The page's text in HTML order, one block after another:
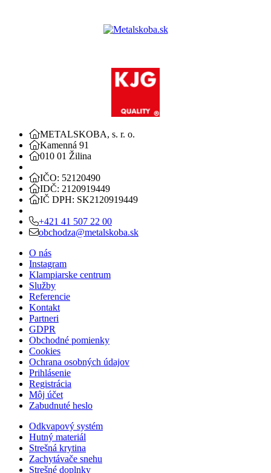
METALSKOBA, s. r. o.
Kamenná 91
010 01 Žilina
IČO: 52120490
IDČ: 2120919449
IČ DPH: SK2120919449
+421 41 507 22 00
obchodza@metalskoba.sk
O nás
Instagram
Klampiarske centrum
Služby
Referencie
Kontakt
Partneri
GDPR
Obchodné pomienky
Cookies
Ochrana osobných údajov
Prihlásenie
Registrácia
Môj účet
Zabudnuté heslo
Odkvapový systém
Hutný materiál
Strešná krytina
Zachytávače snehu
Strešné doplnky